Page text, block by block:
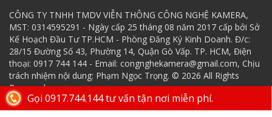
Gọi 0917.744.144 tư vấn tận nơi miễn phí.
CÔNG TY TNHH TMDV VIỄN THÔNG CÔNG NGHỆ KAMERA,
MST: 0314595291 - Ngày cấp 25 tháng 08 năm 2017 cấp bởi Sở
Kế Hoạch Đầu Tư TP.HCM - Phòng Đăng Ký Kinh Doanh. Đ/c:
28/15 Đường Số 43, Phường 14, Quận Gò Vấp. TP. HCM, Điện
thoại: 0917 744 144 - Email: congnghekamera@gmail.com, Chịu
trách nhiệm nội dung: Phạm Ngọc Trọng. © 2026 All Rights
Reserved.